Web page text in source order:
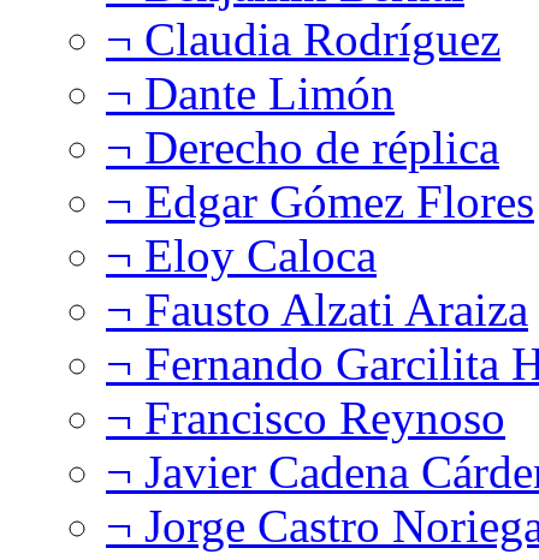
¬ Claudia Rodríguez
¬ Dante Limón
¬ Derecho de réplica
¬ Edgar Gómez Flores
¬ Eloy Caloca
¬ Fausto Alzati Araiza
¬ Fernando Garcilita
¬ Francisco Reynoso
¬ Javier Cadena
¬ Jorge Castro